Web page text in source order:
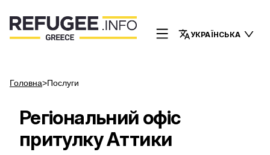
УКРАЇНСЬКА
Головна>Послуги
Регіональний офіс
притулку Аттики